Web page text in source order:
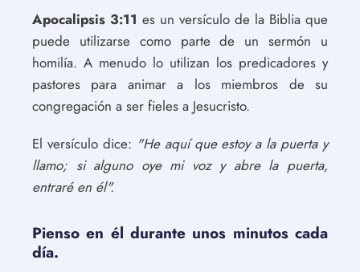
Apocalipsis 3:11 es un versículo de la Biblia que
puede utilizarse como parte de un sermón u
homilía. A menudo lo utilizan los predicadores y
pastores para animar a los miembros de su
congregación a ser fieles a Jesucristo.
El versículo dice: "He aquí que estoy a la puerta y
llamo; si alguno oye mi voz y abre la puerta,
entraré en él".
Pienso en él durante unos minutos cada
día.